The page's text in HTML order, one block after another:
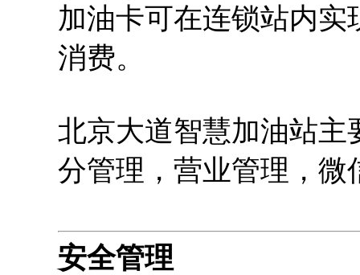
加油卡可在连锁站内
消费。
北京大道智慧加油站主
分管理，营业管理，微
安全管理